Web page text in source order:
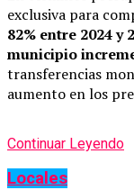
exclusiva para
82% entre 2024 y
municipio
transferencias
aumento en los
Continuar Leyendo
Locales